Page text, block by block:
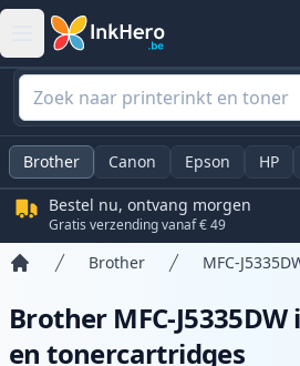
Brother Canon Epson HP
Bestel nu, ontvang morgen
Gratis verzending vanaf € 49
Brother MFC-
Brother MFC-
en tonercartridges